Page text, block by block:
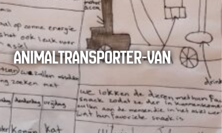
ANIMALTRANSPORTER-VAN